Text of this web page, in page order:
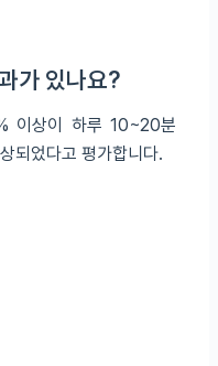
가 있나요?
이상이 하루 10~20분
되었다고 평가합니다.